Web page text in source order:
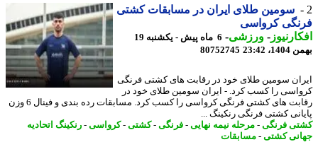
سومین طلای ایران در مسابقات کشتی
کرواسی
-ورزشی-
6 ماه پیش - یکشنبه 19
23:42
80752745
سومین طلای خود در رقابت های کشتی فرنگی
را کسب کرد. - ایران سومین طلای خود در
رقابت های کشتی فرنگی کرواسی را کسب کرد. مسابقات رده بندی و فینال 6 وزن
کشتی فرنگی رنکینگ ...
فرنگی -مرحله نیمه نهایی-فرنگی -کشتی-کرواسی -رنکینگ اتحادیه
کشتی-مسابقات